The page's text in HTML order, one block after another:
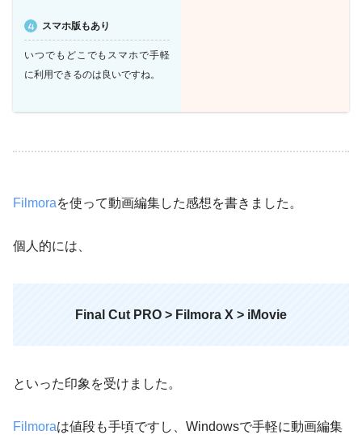
スマホ版もあり
いつでもどこでもスマホで手軽
に利用できるのは良いですね。
Filmoraを使って動画編集した感想を書きました。
個人的には、
Final Cut PRO > Filmora X > iMovie
といった印象を受けました。
Filmoraは値段も手頃ですし、Windowsで手軽に動画編集